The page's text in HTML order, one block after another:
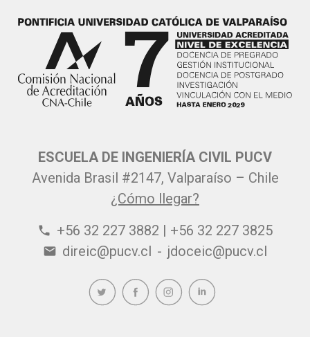
ESCUELA DE INGENIERÍA CIVIL PUCV
Avenida Brasil #2147, Valparaíso – Chile
¿Cómo llegar?
phone +56 32 227 3882 | +56 32 227 3825
email direic@pucv.cl - jdoceic@pucv.cl